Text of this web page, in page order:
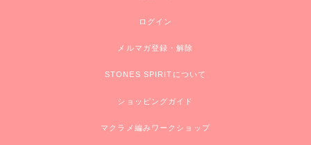
ログイン
メルマガ登録・解除
STONES SPIRITについて
ショッピングガイド
マクラメ編みワークショップ